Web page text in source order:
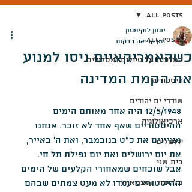
All Posts
המלצות על טיולים ומסלולים
היסטוריה
שודדי ים יהודים
ארכיאולוגיה
ירושלים
בית שני
מלחמת העצמאות
All Posts
כשהאמריקאיים ניסו למנוע
את הקמת המדינה
יונתן לוקימסון
זמן קריאה 1 דקות
12/5/1948 היה אחד מאותם הימים
ההיסטוריים שאף אחד לא זוכר. אנחנו
מציינים את כ"ט בנובמבר, ואת ה' באייר,
את יום ירושלים ואת יום נפילת תל חי.
אבל שוכחים שמאחורי הקלעים של הימים
ההיסטוריים עמדו לא מעט צמתים שבהם